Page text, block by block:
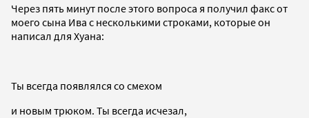
Через пять минут после этого вопроса я получил факс от
моего сына Ива с несколькими строками, которые он
написал для Хуана:
Ты всегда появлялся со смехом
и новым трюком. Ты всегда исчезал,